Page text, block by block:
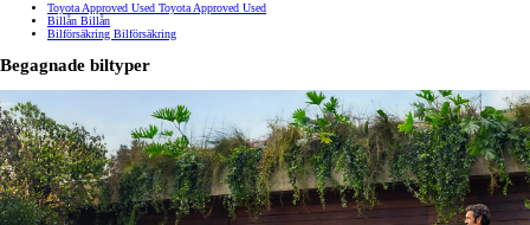
Toyota Approved Used Toyota Approved Used
Billån Billån
Bilförsäkring Bilförsäkring
Begagnade biltyper